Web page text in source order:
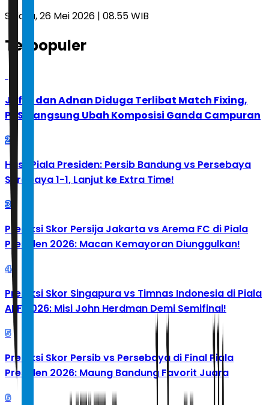
Selasa, 26 Mei 2026 | 08.55 WIB
Terpopuler
Jafar dan Adnan Diduga Terlibat Match Fixing,
PBSI Langsung Ubah Komposisi Ganda Campuran
2
Hasil Piala Presiden: Persib Bandung vs Persebaya
Surabaya 1-1, Lanjut ke Extra Time!
3
Prediksi Skor Persija Jakarta vs Arema FC di Piala
Presiden 2026: Macan Kemayoran Diunggulkan!
4
Prediksi Skor Singapura vs Timnas Indonesia di Piala
AFF 2026: Misi John Herdman Demi Semifinal!
5
Prediksi Skor Persib vs Persebaya di Final Piala
Presiden 2026: Maung Bandung Favorit Juara
6